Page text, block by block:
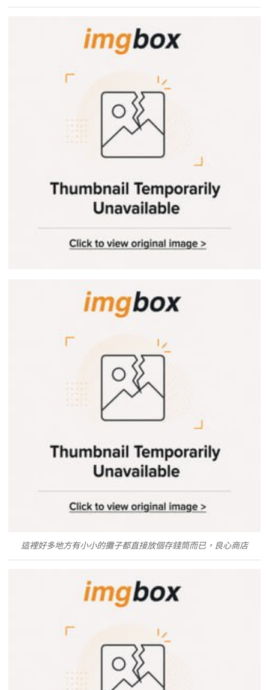
這裡好多地方有小小的攤子都直接放個存錢筒而已，良心商店